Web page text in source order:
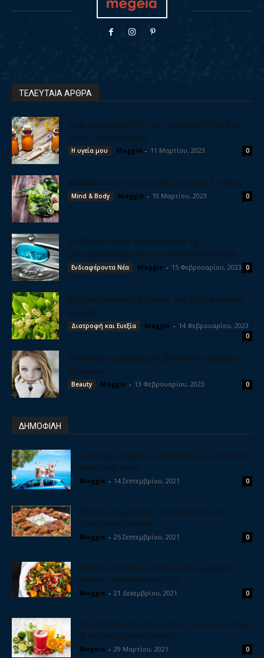
ΤΕΛΕΥΤΑΙΑ ΑΡΘΡΑ
Πως να εφαρμόσετε την ομοιοπαθητική σε
οξείες καταστάσεις
Η υγεία μου Maggie - 11 Μαρτίου, 2023 0
Καθαρίστε το συκώτι σας με φυσικό τρόπο
Mind & Body Maggie - 10 Μαρτίου, 2023 0
Το έξυπνο χάπι που καταργεί τη
γαστροσκόπηση και την κολονοσκόπηση
Ενδιαφέροντα Νέα Maggie - 15 Φεβρουαρίου, 2023 0
Καρδιοτονωτικά βότανα, για γερή και υγιή
καρδιά
Διατροφή και Ευεξία Maggie - 14 Φεβρουαρίου, 2023
0
Μυστικά ομορφιάς για βελούδινο δέρμα το
Χειμώνα
Beauty Maggie - 13 Φεβρουαρίου, 2023 0
ΔΗΜΟΦΙΛΗ
5 υπέροχοι προορισμοί για διακοπές με αυτοκίνητο
κοντά στην Αθήνα
Maggie - 14 Σεπτεμβρίου, 2021 0
Μπιφτέκια λαχανικών, η θεϊκή γεύση που θα
ξετρελλάνει τα παιδιά
Maggie - 25 Σεπτεμβρίου, 2021 0
Χριστουγεννιάτικη σαλάτα με ρόδι, γραβιέρα,
καρύδια, μπαλσάμικο και μέλι
Maggie - 21 Δεκεμβρίου, 2021 0
Φτιάξε σπιτικούς ηλεκτρολύτες για να έχεις δύναμη
& ενέργεια. Εύκολη συνταγή
Megeia - 29 Μαρτίου, 2021 0